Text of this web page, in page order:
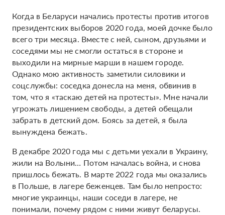
Когда в Беларуси начались протесты против итогов
президентских выборов 2020 года, моей дочке было
всего три месяца. Вместе с ней, сыном, друзьями и
соседями мы не смогли остаться в стороне и
выходили на мирные марши в нашем городе.
Однако мою активность заметили силовики и
соцслужбы: соседка донесла на меня, обвинив в
том, что я «таскаю детей на протесты». Мне начали
угрожать лишением свободы, а детей обещали
забрать в детский дом. Боясь за детей, я была
вынуждена бежать.
В декабре 2020 года мы с детьми уехали в Украину,
жили на Волыни… Потом началась война, и снова
пришлось бежать. В марте 2022 года мы оказались
в Польше, в лагере беженцев. Там было непросто:
многие украинцы, наши соседи в лагере, не
понимали, почему рядом с ними живут беларусы.